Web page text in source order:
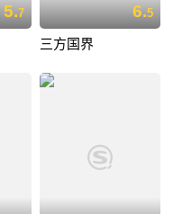
5.7 6.5
三方国界